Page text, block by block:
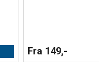
Fra 149,-